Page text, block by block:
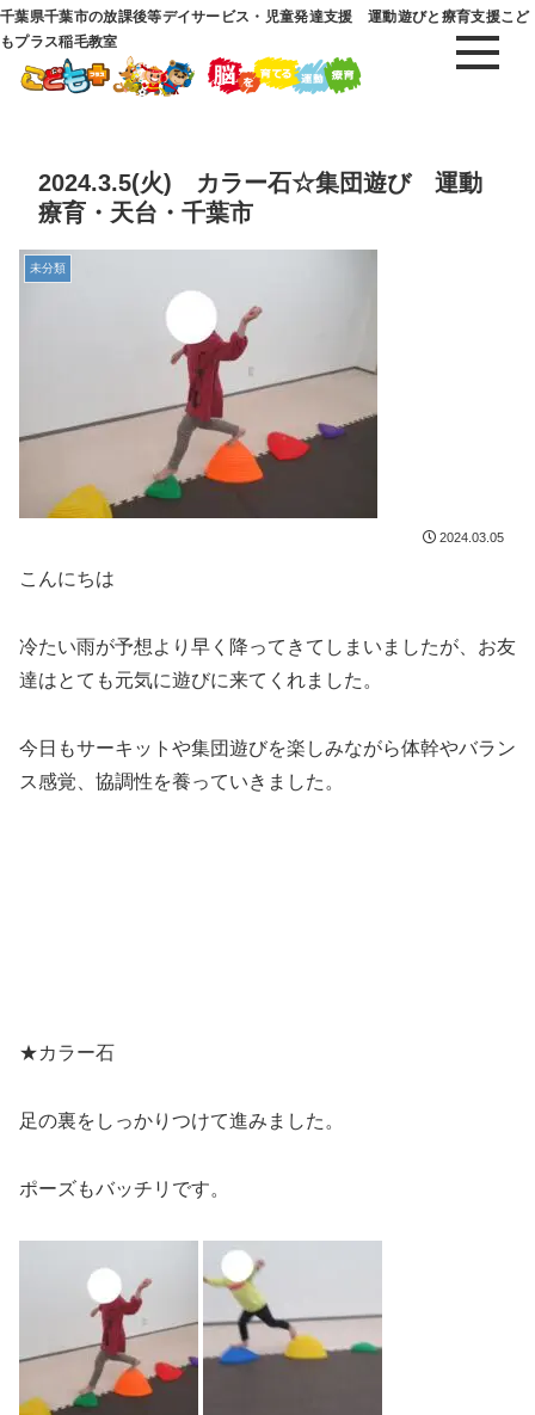
千葉県千葉市の放課後等デイサービス・児童発達支援 運動遊びと療育支援こど
もプラス稲毛教室
2024.3.5(火) カラー石☆集団遊び 運動
療育・天台・千葉市
未分類
2024.03.05
こんにちは
冷たい雨が予想より早く降ってきてしまいましたが、お友
達はとても元気に遊びに来てくれました。
今日もサーキットや集団遊びを楽しみながら体幹やバラン
ス感覚、協調性を養っていきました。
★カラー石
足の裏をしっかりつけて進みました。
ポーズもバッチリです。